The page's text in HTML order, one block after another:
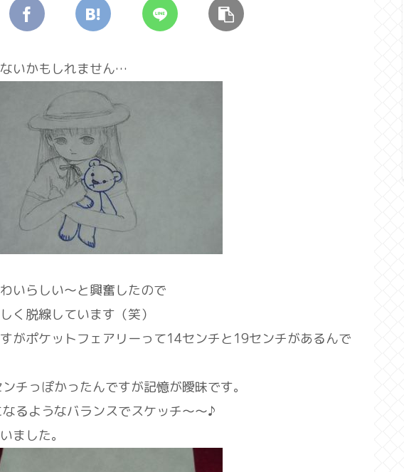
いかもしれません…
いらしい～と興奮したので
く脱線しています（笑）
がポケットフェアリーって14センチと19センチがあるんで
チっぽかったんですが記憶が曖昧です。
るようなバランスでスケッチ～～♪
ました。